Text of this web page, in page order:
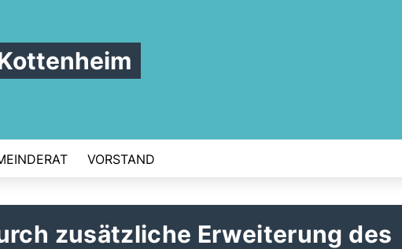
VORSTAND
zusätzliche Erweiterung des